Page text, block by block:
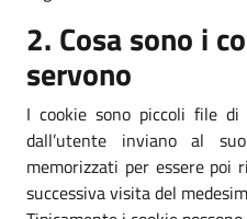
2. Cosa sono i
servono
I cookie sono piccoli file
dall’utente inviano al
memorizzati per essere poi
successiva visita del